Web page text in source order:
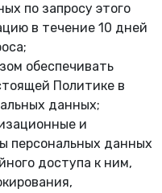
по запросу этого
в течение 10 дней
обеспечивать
Политике в
данных;
и
персональных данных
доступа к ним,